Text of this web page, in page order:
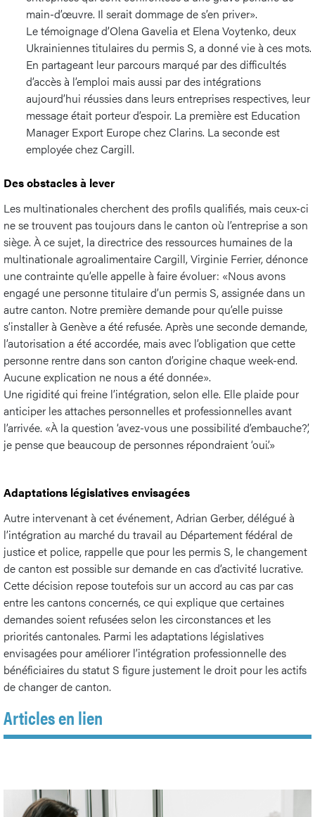
main-d’œuvre. Il serait dommage de s’en priver».
Le témoignage d’Olena Gavelia et Elena Voytenko, deux
Ukrainiennes titulaires du permis S, a donné vie à ces mots.
En partageant leur parcours marqué par des difficultés
d’accès à l’emploi mais aussi par des intégrations
aujourd’hui réussies dans leurs entreprises respectives, leur
message était porteur d’espoir. La première est Education
Manager Export Europe chez Clarins. La seconde est
employée chez Cargill.
Des obstacles à lever
Les multinationales cherchent des profils qualifiés, mais ceux-ci
ne se trouvent pas toujours dans le canton où l’entreprise a son
siège. À ce sujet, la directrice des ressources humaines de la
multinationale agroalimentaire Cargill, Virginie Ferrier, dénonce
une contrainte qu’elle appelle à faire évoluer: «Nous avons
engagé une personne titulaire d’un permis S, assignée dans un
autre canton. Notre première demande pour qu’elle puisse
s’installer à Genève a été refusée. Après une seconde demande,
l’autorisation a été accordée, mais avec l’obligation que cette
personne rentre dans son canton d’origine chaque week-end.
Aucune explication ne nous a été donnée».
Une rigidité qui freine l’intégration, selon elle. Elle plaide pour
anticiper les attaches personnelles et professionnelles avant
l’arrivée. «À la question ‘avez-vous une possibilité d’embauche?’,
je pense que beaucoup de personnes répondraient ‘oui’.»
Adaptations législatives envisagées
Autre intervenant à cet événement, Adrian Gerber, délégué à
l’intégration au marché du travail au Département fédéral de
justice et police, rappelle que pour les permis S, le changement
de canton est possible sur demande en cas d’activité lucrative.
Cette décision repose toutefois sur un accord au cas par cas
entre les cantons concernés, ce qui explique que certaines
demandes soient refusées selon les circonstances et les
priorités cantonales. Parmi les adaptations législatives
envisagées pour améliorer l’intégration professionnelle des
bénéficiaires du statut S figure justement le droit pour les actifs
de changer de canton.
Articles en lien